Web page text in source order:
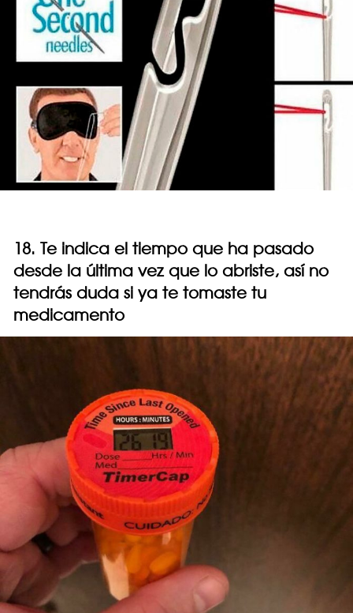
18. Te indica el tiempo que ha pasado
desde la última vez que lo abriste, así no
tendrás duda si ya te tomaste tu
medicamento